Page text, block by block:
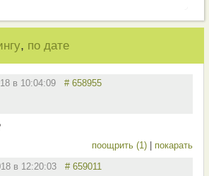
, по дате
в 10:04:09 # 658955
поощрить (1) покарать
в 12:20:03 # 659011